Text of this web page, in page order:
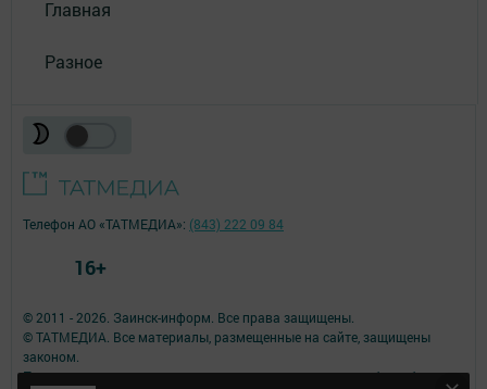
Главная
Разное
© 2011 - 2026. Заинск-информ. Все права защищены.
© ТАТМЕДИА. Все материалы, размещенные на сайте, защищены
законом.
Перепечатка, воспроизведение и распространение в любом объеме
Телефон АО «ТАТМЕДИА»: (843) 222 09 84
16+